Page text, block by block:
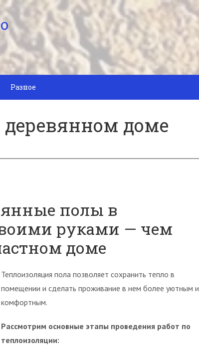
Разное
деревянном доме
полы в
руками — чем
доме
Теплоизоляция пола позволяет сохранить тепло в
помещении и сделать проживание в нем более уютным и
комфортным.
Рассмотрим основные этапы проведения работ по
теплоизоляции: